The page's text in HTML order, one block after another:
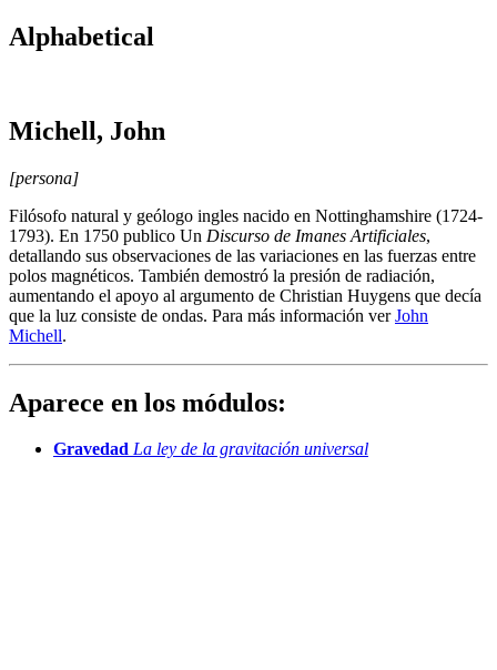
Alphabetical
Michell, John
[persona]
Filósofo natural y geólogo ingles nacido en Nottinghamshire (1724-
1793). En 1750 publico Un Discurso de Imanes Artificiales,
detallando sus observaciones de las variaciones en las fuerzas entre
polos magnéticos. También demostró la presión de radiación,
aumentando el apoyo al argumento de Christian Huygens que decía
que la luz consiste de ondas. Para más información verJohn
Michell.
Aparece en los módulos:
Gravedad La ley de la gravitación universal